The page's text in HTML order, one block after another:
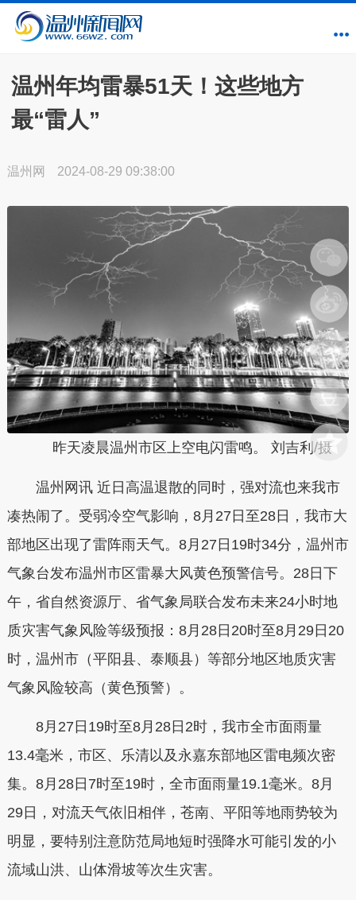
温州年均雷暴51天！这些地方
最“雷人”
温州网 2024-08-29 09:38:00
昨天凌晨温州市区上空电闪雷鸣。 刘吉利/摄
温州网讯 近日高温退散的同时，强对流也来我市
凑热闹了。受弱冷空气影响，8月27日至28日，我市大
部地区出现了雷阵雨天气。8月27日19时34分，温州市
气象台发布温州市区雷暴大风黄色预警信号。28日下
午，省自然资源厅、省气象局联合发布未来24小时地
质灾害气象风险等级预报：8月28日20时至8月29日20
时，温州市（平阳县、泰顺县）等部分地区地质灾害
气象风险较高（黄色预警）。
8月27日19时至8月28日2时，我市全市面雨量
13.4毫米，市区、乐清以及永嘉东部地区雷电频次密
集。8月28日7时至19时，全市面雨量19.1毫米。8月
29日，对流天气依旧相伴，苍南、平阳等地雨势较为
明显，要特别注意防范局地短时强降水可能引发的小
流域山洪、山体滑坡等次生灾害。